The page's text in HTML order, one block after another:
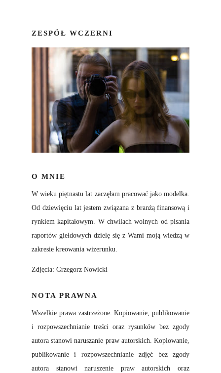
ZESPÓŁ WCZERNI
O MNIE
W wieku piętnastu lat zaczęłam pracować jako modelka.
Od dziewięciu lat jestem związana z branżą finansową i
rynkiem kapitałowym. W chwilach wolnych od pisania
raportów giełdowych dzielę się z Wami moją wiedzą w
zakresie kreowania wizerunku.
Zdjęcia: Grzegorz Nowicki
NOTA PRAWNA
Wszelkie prawa zastrzeżone. Kopiowanie, publikowanie
i rozpowszechnianie treści oraz rysunków bez zgody
autora stanowi naruszanie praw autorskich. Kopiowanie,
publikowanie i rozpowszechnianie zdjęć bez zgody
autora stanowi naruszenie praw autorskich oraz